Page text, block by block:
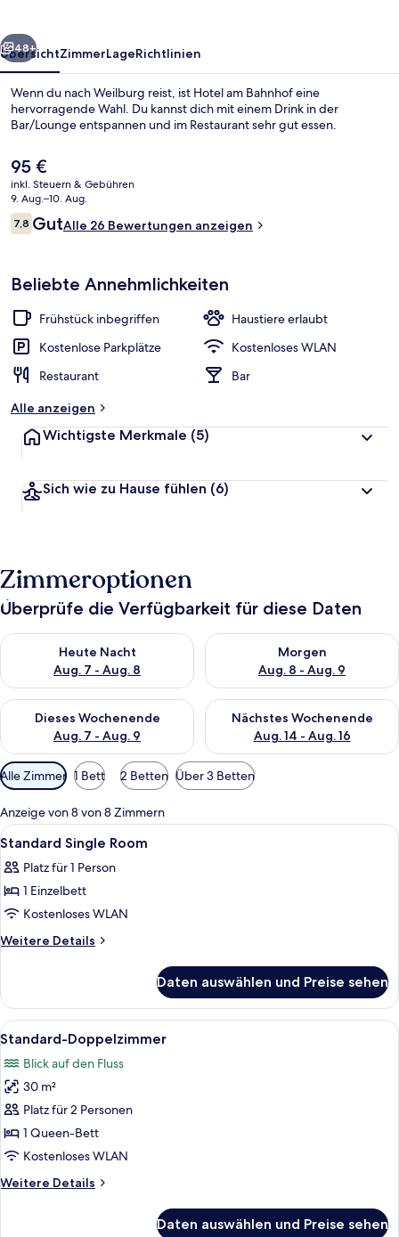
Weiter
48+
ÜbersichtZimmerLageRichtlinien
Wenn du nach Weilburg reist, ist Hotel am Bahnhof eine
hervorragende Wahl. Du kannst dich mit einem Drink in der
Bar/Lounge entspannen und im Restaurant sehr gut essen.
Der
aktuelle
Preis
beträgt
95 €.
95 €
inkl. Steuern & Gebühren
9. Aug.–10. Aug.
Bewertungen
7,87,8 von 10.
GutAlle 26 Bewertungen anzeigen
Beliebte Annehmlichkeiten
Frühstück inbegriffen
Haustiere erlaubt
Kostenlose Parkplätze
Kostenloses WLAN
Restaurant
Bar
Alle anzeigen
Wichtigste Merkmale (5)
Sich wie zu Hause fühlen (6)
Zimmeroptionen
Überprüfe die Verfügbarkeit für diese Daten
Heute Nacht
Aug. 7 - Aug. 8
Überprüfe die Verfügbarkeit für heute Nacht, Aug. 7 - Aug. 8.
Morgen
Aug. 8 - Aug. 9
Überprüfe die Verfügbarkeit
Dieses Wochenende
Aug. 7 - Aug. 9
Überprüfe die Verfügbarkeit für dieses Wochenende, Aug. 7
Nächstes Wochenende
Aug. 14 - Aug. 16
Überprüfe die Verfügbarkeit
Verfügbare
Filter
für
Zimmer
Alle Zimmer 1 Bett 2 Betten Über 3 Betten
Anzeige von 8 von 8 Zimmern
Alle
Fotos
für
Standard
Single
Room
Ein Hotelzimmer mit Bett,
4
Standard Single Room
Platz für 1 Person
1 Einzelbett
Kostenloses WLAN
Weitere Details
Weitere
Single
Room
Daten auswählen und Preise sehen
Alle
Fotos
für
Standard-
Doppelzimmer
anzeigen
Ein Doppelbett mit weißen Leinen
6
Standard-Doppelzimmer
Blick auf den Fluss
30 m²
Platz für 2 Personen
1 Queen-Bett
Kostenloses WLAN
Weitere Details
Weitere
Daten auswählen und Preise sehen